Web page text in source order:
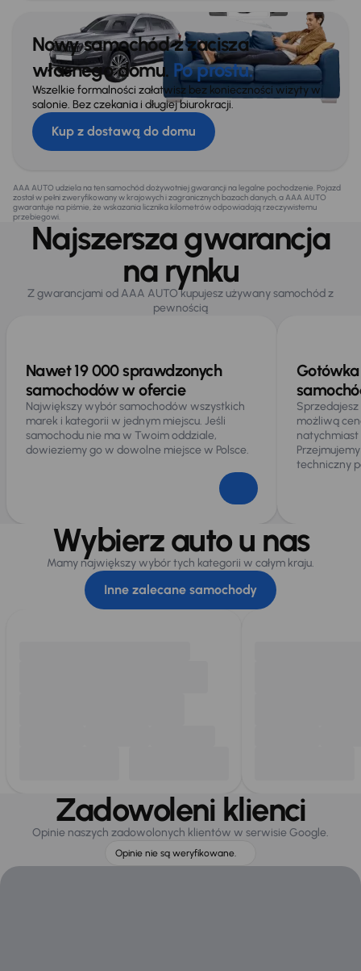
Nowy samochód z zacisza
własnego domu. Po prostu.
Wszelkie formalności załatwisz bez konieczności wizyty w
salonie. Bez czekania i długiej biurokracji.
Kup z dostawą do domu
AAA AUTO udziela na ten samochód dożywotniej gwarancji na legalne pochodzenie. Pojazd
został w pełni zweryfikowany w krajowych i zagranicznych bazach danych, a AAA AUTO
gwarantuje na piśmie, że wskazania licznika kilometrów odpowiadają rzeczywistemu
przebiegowi.
Najszersza gwarancja
na rynku
Z gwarancjami od AAA AUTO kupujesz używany samochód z
pewnością
Nawet 19 000 sprawdzonych
samochodów w ofercie
Największy wybór samochodów wszystkich
marek i kategorii w jednym miejscu. Jeśli
samochodu nie ma w Twoim oddziale,
dowieziemy go w dowolne miejsce w Polsce.
możliwą
techniczny
Wybierz auto u nas
Mamy największy wybór tych kategorii w całym kraju.
Inne zalecane samochody
Zadowoleni klienci
Opinie naszych zadowolonych klientów w serwisie Google.
Opinie nie są weryfikowane.